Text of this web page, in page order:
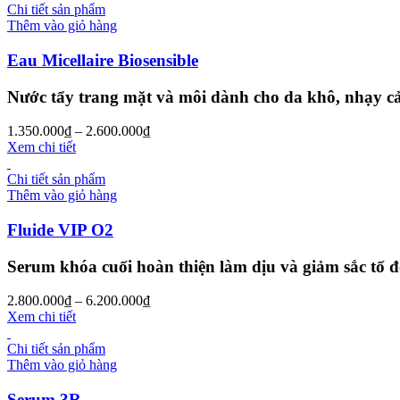
Chi tiết sản phẩm
Thêm vào giỏ hàng
Eau Micellaire Biosensible
Nước tẩy trang mặt và môi dành cho da khô, nhạy
1.350.000₫ – 2.600.000₫
Xem chi tiết
Chi tiết sản phẩm
Thêm vào giỏ hàng
Fluide VIP O2
Serum khóa cuối hoàn thiện làm dịu và giảm sắc tố
2.800.000₫ – 6.200.000₫
Xem chi tiết
Chi tiết sản phẩm
Thêm vào giỏ hàng